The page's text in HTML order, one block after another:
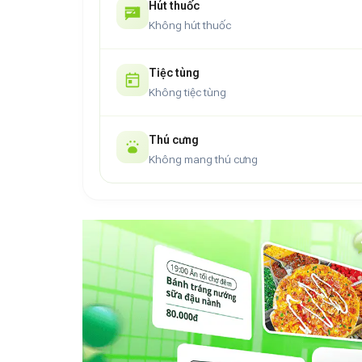
Hút thuốc
Không hút thuốc
Tiệc tùng
Không tiệc tùng
Thú cưng
Không mang thú cưng